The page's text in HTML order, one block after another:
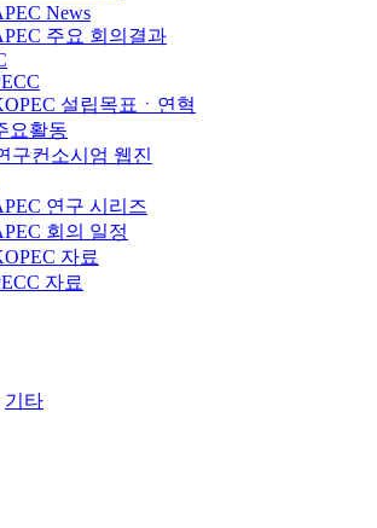
News
주요 회의결과
설립목표ㆍ연혁
요활동
구컨소시엄 웹진
연구 시리즈
회의 일정
자료
자료
기타